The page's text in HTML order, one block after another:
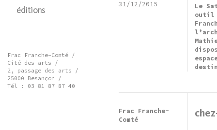
éditions
Frac Franche-Comté /
Cité des arts /
2, passage des arts /
25000 Besançon /
Tél : 03 81 87 87 40
Le
outil
31/12/2015
Frac Franche-
Comté